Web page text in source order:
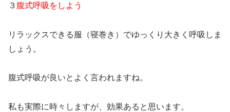
３ 腹式呼吸をしよう
リラックスできる服（寝巻き）でゆっくり大きく呼吸しま
しょう。
腹式呼吸が良いとよく言われますね。
私も実際に時々しますが、効果あると思います。